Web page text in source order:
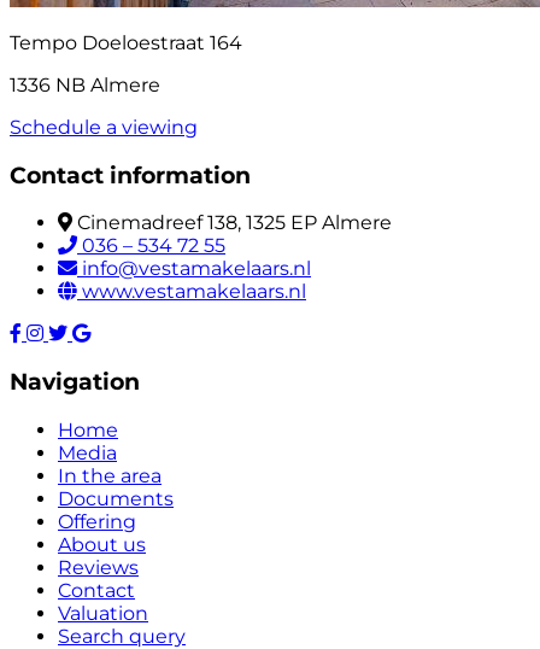
Tempo Doeloestraat 164
1336 NB Almere
Schedule a viewing
Contact information
Cinemadreef 138, 1325 EP Almere
036 – 534 72 55
info@vestamakelaars.nl
www.vestamakelaars.nl
Navigation
Home
Media
In the area
Documents
Offering
About us
Reviews
Contact
Valuation
Search query